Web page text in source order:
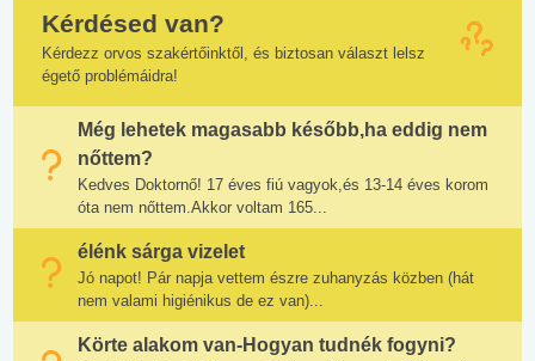
Kérdésed van?
Kérdezz orvos szakértőinktől, és biztosan választ lelsz
égető problémáidra!
Még lehetek magasabb később,ha eddig nem
nőttem?
Kedves Doktornő! 17 éves fiú vagyok,és 13-14 éves korom
óta nem nőttem.Akkor voltam 165...
élénk sárga vizelet
Jó napot! Pár napja vettem észre zuhanyzás közben (hát
nem valami higiénikus de ez van)...
Körte alakom van-Hogyan tudnék fogyni?